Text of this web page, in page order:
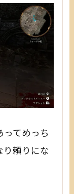
てめっち
り頼りにな